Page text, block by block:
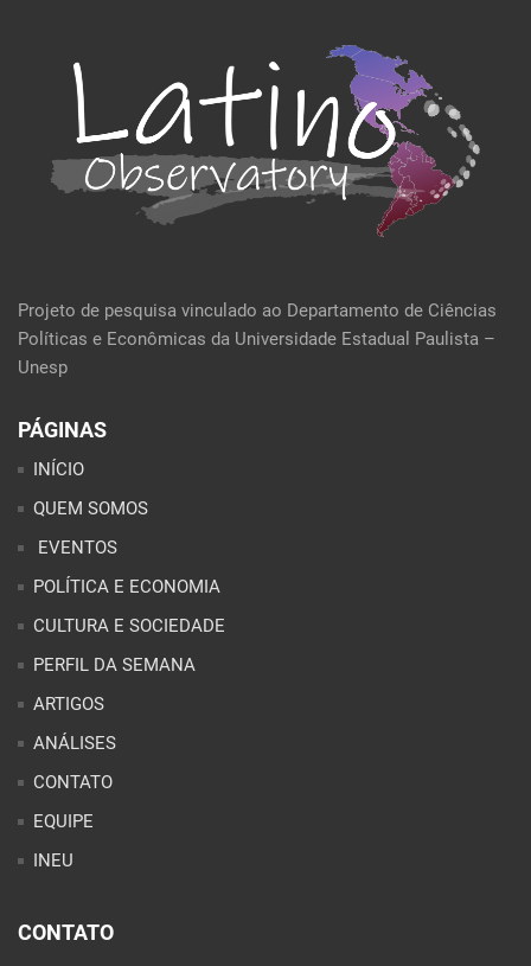
Projeto de pesquisa vinculado ao Departamento de Ciências
Políticas e Econômicas da Universidade Estadual Paulista –
Unesp
PÁGINAS
INÍCIO
QUEM SOMOS
EVENTOS
POLÍTICA E ECONOMIA
CULTURA E SOCIEDADE
PERFIL DA SEMANA
ARTIGOS
ANÁLISES
CONTATO
EQUIPE
INEU
CONTATO